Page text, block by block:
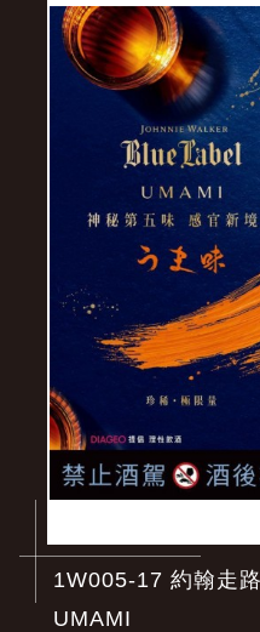
1W005-17 約翰走
UMAMI